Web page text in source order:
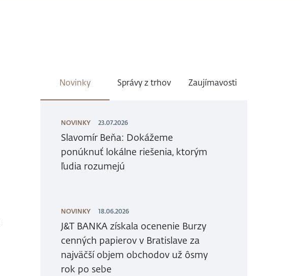
Novinky Správy z trhov Zaujímavosti
NOVINKY 23.07.2026
Slavomír Beňa: Dokážeme
ponúknuť lokálne riešenia, ktorým
ľudia rozumejú
NOVINKY 18.06.2026
J&T BANKA získala ocenenie Burzy
cenných papierov v Bratislave za
najväčší objem obchodov už ôsmy
rok po sebe